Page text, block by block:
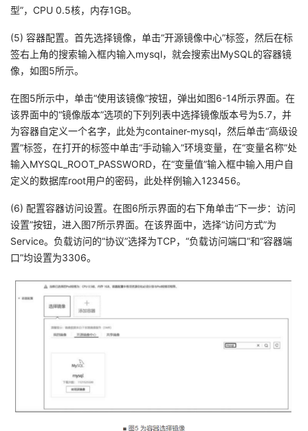
型”，CPU 0.5核，内存1GB。
(5) 容器配置。首先选择镜像，单击“开源镜像中心”标签，然后在标
签右上角的搜索输入框内输入mysql，就会搜索出MySQL的容器镜
像，如图5所示。
在图5所示中，单击“使用该镜像”按钮，弹出如图6-14所示界面。在
该界面中的“镜像版本”选项的下列列表中选择镜像版本号为5.7，并
为容器自定义一个名字，此处为container-mysql，然后单击“高级设
置”标签，在打开的标签中单击“手动输入”环境变量，在“变量名称”处
输入MYSQL_ROOT_PASSWORD，在“变量值”输入框中输入用户自
定义的数据库root用户的密码，此处样例输入123456。
(6) 配置容器访问设置。在图6所示界面的右下角单击“下一步：访问
设置”按钮，进入图7所示界面。在该界面中，选择“访问方式”为
Service。负载访问的“协议”选择为TCP，“负载访问端口”和“容器端
口”均设置为3306。